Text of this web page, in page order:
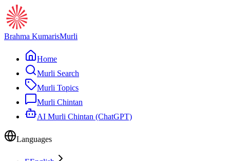
Brahma KumarisMurli
Home
Murli Search
Murli Topics
Murli Chintan
AI Murli Chintan (ChatGPT)
Languages